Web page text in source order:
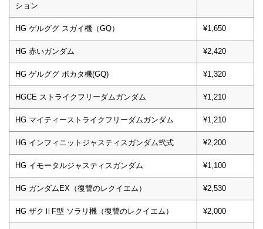
ション
HG ゲルググ スガイ機（GQ） ¥1,650
HG 赤いガンダム ¥2,420
HG ゲルググ ボカタ機(GQ) ¥1,320
HGCE ストライクフリーダムガンダム ¥1,210
HG マイティーストライクフリーダムガンダム ¥1,210
HG インフィニットジャスティスガンダム弐式 ¥2,200
HG イモータルジャスティスガンダム ¥1,100
HG ガンダムEX（復讐のレクイエム） ¥2,530
HG ザクⅡF型 ソラリ機（復讐のレクイエム） ¥2,000